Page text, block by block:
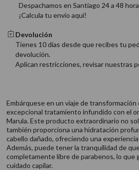
Despachamos en Santiago 24 a 48
¡Calcula tu envío aquí!
Devolución
Tienes 10 días desde que recibes tu
devolución.
Aplican restricciones, revisar nuestras
Embárquese en un viaje de
excepcional tratamiento infundido con el
Marula. Este producto extraordinario no
también proporciona una hidratación
cabello dañado, ofreciendo una
Además, puede tener la tranquilidad de
completamente libre de parabenos, lo que
cuidado capilar.